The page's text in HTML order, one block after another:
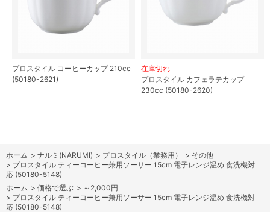
プロスタイル コーヒーカップ 210cc
(50180-2621)
在庫切れ
プロスタイル カフェラテカップ
230cc (50180-2620)
ホーム > ナルミ(NARUMI) > プロスタイル（業務用） > その他
> プロスタイル ティーコーヒー兼用ソーサー 15cm 電子レンジ温め 食洗機対
応 (50180-5148)
ホーム > 価格で選ぶ > ～2,000円
> プロスタイル ティーコーヒー兼用ソーサー 15cm 電子レンジ温め 食洗機対
応 (50180-5148)